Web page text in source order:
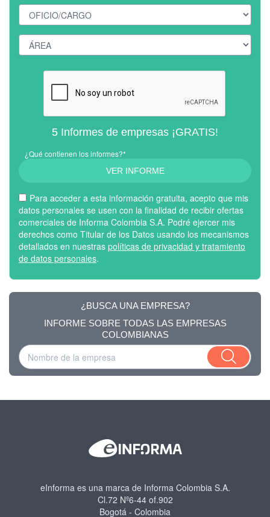
5 Informes de empresas ¡GRATIS!
¿Qué contienen los informes?*
VER INFORME
Para acceder a esta información gratuita, acepto que mis
datos personales se usen con la finalidad de recibir ofertas
comerciales de Informa Colombia S.A. Podré ejercer mis
derechos como Titular de los Datos usando los mecanismos
detallados en nuestras políticas de privacidad y tratamiento
de datos personales.
¿BUSCA UNA EMPRESA?
INFORME SOBRE TODAS LAS EMPRESAS
COLOMBIANAS
eInforma es una marca de Informa Colombia S.A.
Cl.72 Nº6-44 of.902
Bogotá - Colombia